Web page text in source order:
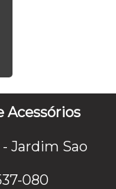
Acessórios
Jardim Sao
080